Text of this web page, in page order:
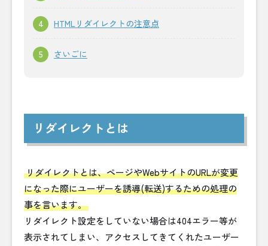
HTMLリダイレクトの注意点
さいごに
リダイレクトとは
リダイレクトとは、ページやWebサイトのURLが変更
になった際にユーザーを誘導(転送)するための処理の
事を言います。
リダイレクト設定をしていない場合は404エラー等が
表示されてしまい、アクセスしてきてくれたユーザー